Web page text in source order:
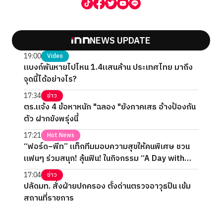
NEWS UPDATE
19:00 Video
แบงก์พันหายไปไหน 1.4แสนล้าน ประเทศไทย มาถึง
จุดนี้ได้อย่างไร?
17:34 ข่าว
ตร.แจ้ง 4 ข้อหาหนัก "ฉลอง "ยังภาคเสธ อ้างป้องกัน
ตัว ฝากขังพรุ่งนี้
17:21 Hot News
“ฟอร์ด–พีท” แท็กทีมมอบความสุขให้คนพิเศษ ชวน
แฟนๆ ร่วมสนุก! ลุ้นฟิน! ในกิจกรรม “A Day with
FORTPEAT Exclusive Fan Meet”
17:04 ข่าว
ปลัดมท. สั่งฝ่ายปกครอง ตั้งด่านตรวจอาวุธปืน เข้ม
สถานที่ราชการ